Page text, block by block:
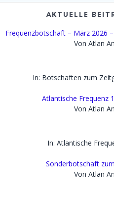
AKTUELLE
Frequenzbotschaft – März 2026
Von Atlan
In: Botschaften zum
Atlantische Frequenz
Von Atlan
In: Atlantische
Sonderbotschaft
Von Atlan